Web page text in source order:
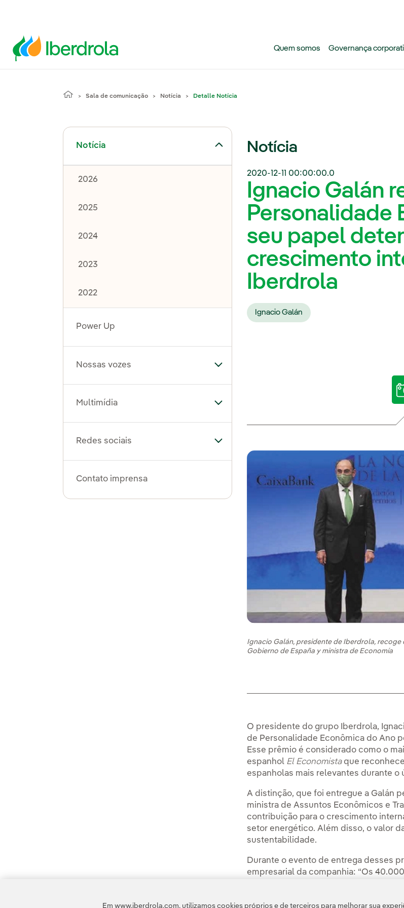
Quem somos Governança
Sala de comunicação Notícia Detalle Notícia
Notícia
Alternar submenu de Notícia
2026
2025
2024
2023
2022
Power Up
Nossas vozes Alternar submenu de Nossas vozes
Multimídia Alternar submenu de Multimídia
Redes sociais Alternar submenu de Redes sociais
Contato imprensa
Notícia
2020-12-11 00:00:00.0
Ignacio Galán
Personalidade
seu papel
crescimento
Iberdrola
Ignacio Galán
Ignacio Galán, presidente de Iberdrola,
Gobierno de España y ministra de Economía
O presidente do grupo Iberdrola,
de Personalidade Econômica do Ano
Esse prêmio é considerado como o
espanhol El Economistaque
espanholas mais relevantes durante o
A distinção, que foi entregue a Galán
ministra de Assuntos Econômicos e
contribuição para o crescimento
setor energético. Além disso, o valor
sustentabilidade.
Durante o evento de entrega desses
empresarial da companhia: “Os
Em www.iberdrola.com, utilizamos cookies próprios e de terceiros para melhorar sua